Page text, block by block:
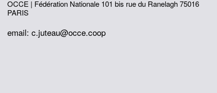
OCCE | Fédération Nationale 101 bis rue du Ranelagh75016
PARIS
email: c.juteau@occe.coop